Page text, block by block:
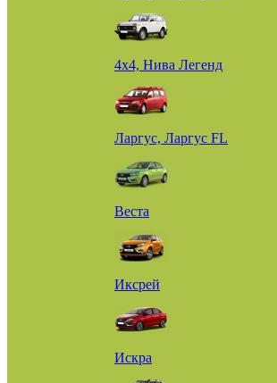
4х4, Нива Легенд
Ларгус, Ларгус FL
Веста
Иксрей
Искра